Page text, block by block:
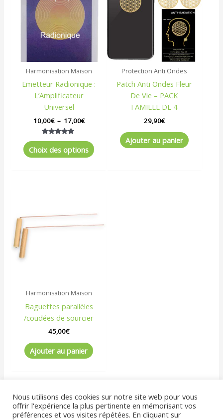
Harmonisation Maison
Emetteur Radionique :
L’Amplificateur
Universel
10,00€ – 17,00€
17,00€
Note
5.00
sur 5
Choix des options
plusieurs
peuvent
être
sur
Protection Anti Ondes
Patch Anti Ondes Fleur
De Vie – PACK
FAMILLE DE 4
29,90€
Ajouter au panier
Harmonisation Maison
Baguettes parallèles
/coudées de sourcier
45,00€
Ajouter au panier
Nous utilisons des cookies sur notre site web pour vous
offrir l'expérience la plus pertinente en mémorisant vos
préférences et vos visites répétées. En cliquant sur